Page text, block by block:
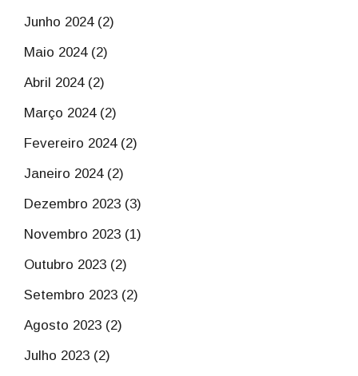
Junho 2024 (2)
Maio 2024 (2)
Abril 2024 (2)
Março 2024 (2)
Fevereiro 2024 (2)
Janeiro 2024 (2)
Dezembro 2023 (3)
Novembro 2023 (1)
Outubro 2023 (2)
Setembro 2023 (2)
Agosto 2023 (2)
Julho 2023 (2)